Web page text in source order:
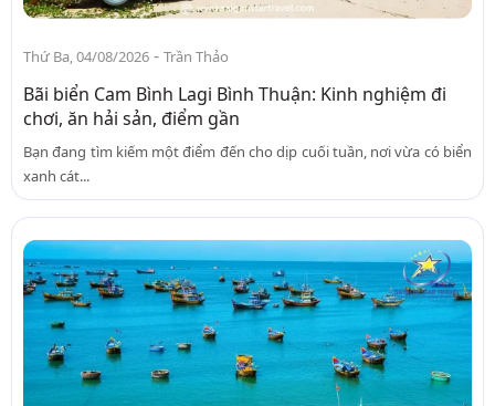
Thứ Ba, 04/08/2026 - Trần Thảo
Bãi biển Cam Bình Lagi Bình Thuận: Kinh nghiệm đi
chơi, ăn hải sản, điểm gần
Bạn đang tìm kiếm một điểm đến cho dịp cuối tuần, nơi vừa có biển
xanh cát...